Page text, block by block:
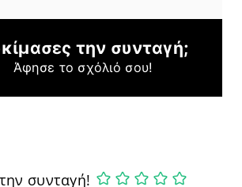
την συνταγή;
Άφησε το σχόλιό σου!
συνταγή!